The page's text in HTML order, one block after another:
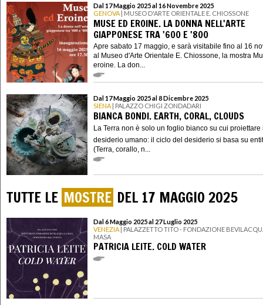
Dal 17 Maggio 2025 al 16 Novembre 2025
GENOVA | MUSEO D'ARTE ORIENTALE E. CHIOSSONE
MUSE ED EROINE. LA DONNA NELL'ARTE
GIAPPONESE TRA '600 E '800
Apre sabato 17 maggio, e sarà visitabile fino al 16
al Museo d'Arte Orientale E. Chiossone, la mostra
eroine. La don...
Dal 17 Maggio 2025 al 8 Dicembre 2025
SIENA | PALAZZO CHIGI ZONDADARI
BIANCA BONDI. EARTH, CORAL, CLOUDS
La Terra non è solo un foglio bianco su cui proiettare
desiderio umano: il ciclo del desiderio si basa su
(Terra, corallo, n...
TUTTE LE MOSTRE DEL 17 MAGGIO 2025
Dal 6 Maggio 2025 al 27 Luglio 2025
VENEZIA | PALAZZETTO TITO - FONDAZIONE
MASA
PATRICIA LEITE. COLD WATER